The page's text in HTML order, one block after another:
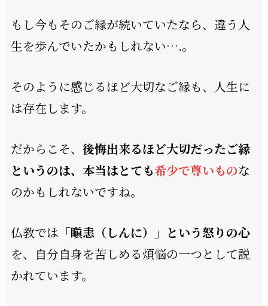
もし今もそのご縁が続いていたなら、違う人
生を歩んでいたかもしれない….。
そのように感じるほど大切なご縁も、人生に
は存在します。
だからこそ、 後悔出来るほど大切だったご縁
というのは、本当はとても希少で尊いものな
のかもしれないですね。
仏教では 「瞋恚（しんに）」という怒りの心
を、自分自身を苦しめる煩悩の一つとして説
かれています。